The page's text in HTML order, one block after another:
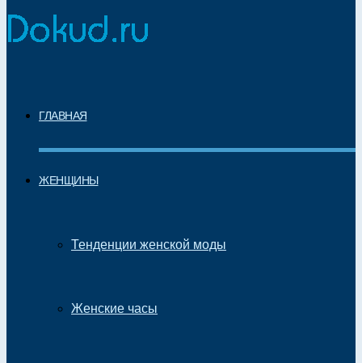
ГЛАВНАЯ
ЖЕНЩИНЫ
Тенденции женской моды
Женские часы